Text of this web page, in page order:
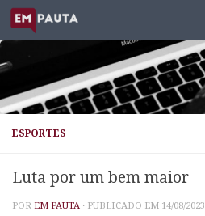
Skip to content
ESPORTES
Luta por um bem maior
POR EM PAUTA · PUBLICADO EM 14/08/2023